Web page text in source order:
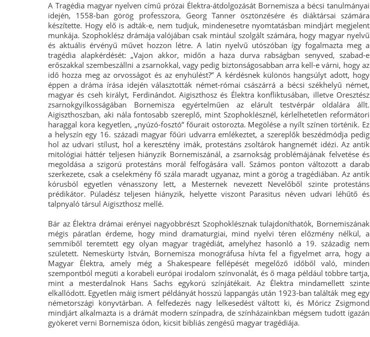
A Tragédia magyar nyelven című prózai Élektra-átdolgozását Bornemisza a bécsi tanulmányai
idején, 1558-ban görög professzora, Georg Tanner ösztönzésére és diáktársai számára
készítette. Hogy elő is adták-e, nem tudjuk, mindenesetre nyomtatásban mindjárt megjelent
munkája. Szophoklész drámája valójában csak mintául szolgált számára, hogy magyar nyelvű
és aktuális érvényű művet hozzon létre. A latin nyelvű utószóban így fogalmazta meg a
tragédia alapkérdését: „Vajon akkor, midőn a haza durva rabságban senyved, szabad-e
erőszakkal szembeszállni a zsarnokkal, vagy pedig biztonságosabban arra kell-e várni, hogy az
idő hozza meg az orvosságot és az enyhülést?” A kérdésnek különös hangsúlyt adott, hogy
éppen a dráma írása idején választották német-római császárrá a bécsi székhelyű német,
magyar és cseh királyt, Ferdinándot. Aigiszthosz és Élektra konfliktusában, illetve Oresztész
zsarnokgyilkosságában Bornemisza egyértelműen az elárult testvérpár oldalára állt.
Aigiszthoszban, aki nála fontosabb szereplő, mint Szophoklésznél, kérlelhetetlen reformátori
haraggal kora kegyetlen, „nyúzó-fosztó” főurait ostorozta. Megölése a nyílt színen történik. Ez
a helyszín egy 16. századi magyar főúri udvarra emlékeztet, a szereplők beszédmódja pedig
hol az udvari stílust, hol a keresztény imák, protestáns zsoltárok hangnemét idézi. Az antik
mitológiai háttér teljesen hiányzik Bornemiszánál, a zsarnokság problémájának felvetése és
megoldása a szigorú protestáns morál felfogására vall. Számos ponton változott a darab
szerkezete, csak a cselekmény fő szála maradt ugyanaz, mint a görög a tragédiában. Az antik
kórusból egyetlen vénasszony lett, a Mesternek nevezett Nevelőből szinte protestáns
prédikátor. Püladész teljesen hiányzik, helyette viszont Parasitus néven udvari léhűtő és
talpnyaló társul Aigiszthosz mellé.
Bár az Élektra drámai erényei nagyobbrészt Szophoklésznak tulajdoníthatók, Bornemiszának
mégis páratlan érdeme, hogy mind dramaturgiai, mind nyelvi téren előzmény nélkül, a
semmiből teremtett egy olyan magyar tragédiát, amelyhez hasonló a 19. századig nem
született. Nemeskürty István, Bornemisza monográfusa hívta fel a figyelmet arra, hogy a
Magyar Élektra, amely még a Shakespeare fellépését megelőző időből való, minden
szempontból megüti a korabeli európai irodalom színvonalát, és ő maga például többre tartja,
mint a mesterdalnok Hans Sachs egykorú színjátékait. Az Élektra mindamellett szinte
elkallódott. Egyetlen máig ismert példányát hosszú lappangás után 1923-ban találták meg egy
németországi könyvtárban. A felfedezés nagy lelkesedést váltott ki, és Móricz Zsigmond
mindjárt alkalmazta is a drámát modern színpadra, de színházainkban mégsem tudott igazán
gyökeret verni Bornemisza ódon, kicsit bibliás zengésű magyar tragédiája.